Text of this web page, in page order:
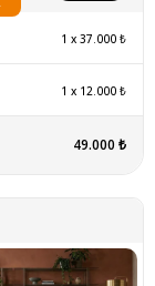
1 x 37.000 ₺
1 x 12.000 ₺
49.000 ₺